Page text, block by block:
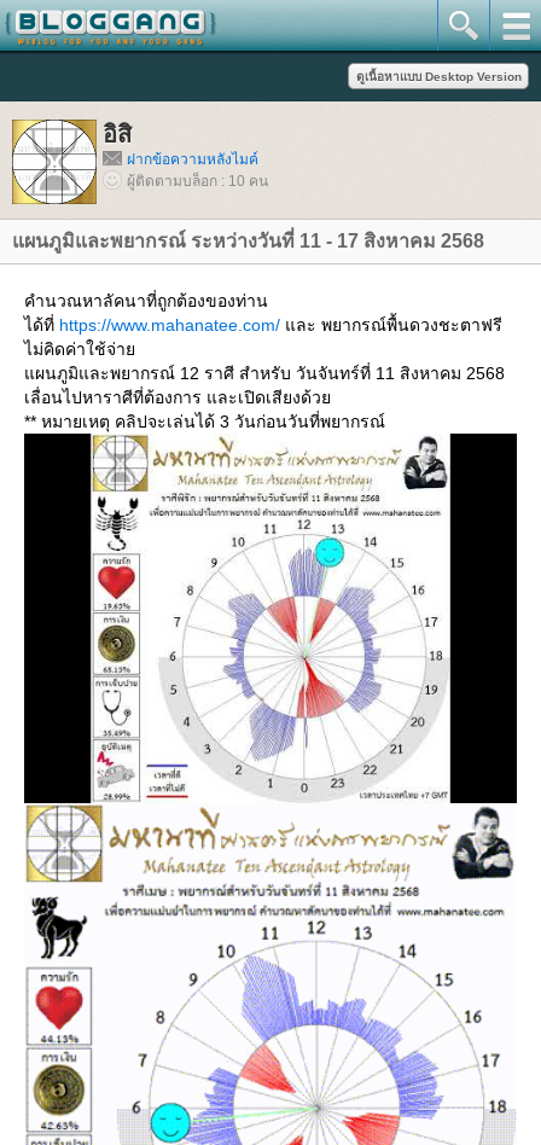
อิสิ
ฝากข้อความหลังไมค์
ผู้ติดตามบล็อก : 10 คน
ผนภูมิและพยากรณ์ ระหว่างวันที่ 11 - 17 สิงหาคม 2568
คำนวณหาลัคนาที่ถูกต้องของท่าน
ได้ที่ https://www.mahanatee.com/ ละ พยากรณ์พื้นดวงชะตาฟรี
ไม่คิดค่าใช้จ่า
ผนภูมิและพยากรณ์ 12 ราศี สำหรับ วันจันทร์ที่ 11 สิงหาคม 2568
เลื่อนไปหาราศีที่ต้องการ และเปิดเสียงด้ว
** หมายเหตุ คลิปจะเล่นได้ 3 วันก่อนวันที่พยากรณ์